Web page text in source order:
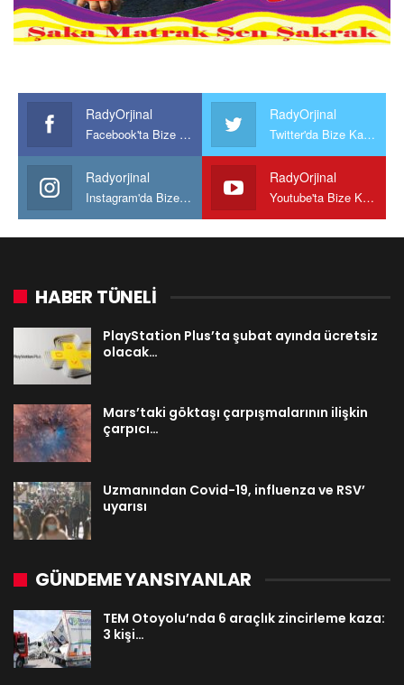
RadyOrjinal
Facebook'ta Bize Katılın
RadyOrjinal
Twitter'da Bize Katılın
Radyorjinal
Instagram'da Bize katılın
RadyOrjinal
Youtube'ta Bize Katılın
HABER TÜNELİ
PlayStation Plus’ta şubat ayında ücretsiz
olacak…
Mars’taki göktaşı çarpışmalarının ilişkin
çarpıcı…
Uzmanından Covid-19, influenza ve RSV’
uyarısı
GÜNDEME YANSIYANLAR
TEM Otoyolu’nda 6 araçlık zincirleme kaza:
3 kişi…